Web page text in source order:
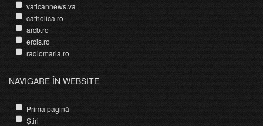
vaticannews.va
catholica.ro
arcb.ro
ercis.ro
radiomaria.ro
NAVIGARE ÎN WEBSITE
Prima pagină
Știri